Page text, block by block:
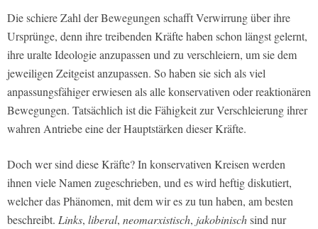
Die schiere Zahl der Bewegungen schafft Verwirrung über ihre
Ursprünge, denn ihre treibenden Kräfte haben schon längst gelernt,
ihre uralte Ideologie anzupassen und zu verschleiern, um sie dem
jeweiligen Zeitgeist anzupassen. So haben sie sich als viel
anpassungsfähiger erwiesen als alle konservativen oder reaktionären
Bewegungen. Tatsächlich ist die Fähigkeit zur Verschleierung ihrer
wahren Antriebe eine der Hauptstärken dieser Kräfte.
Doch wer sind diese Kräfte? In konservativen Kreisen werden
ihnen viele Namen zugeschrieben, und es wird heftig diskutiert,
welcher das Phänomen, mit dem wir es zu tun haben, am besten
beschreibt. Links, liberal, neomarxistisch, jakobinischsind nur